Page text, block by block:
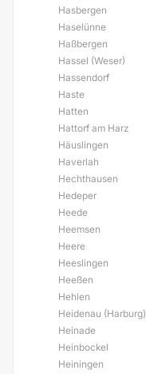
Hasbergen
Haselünne
Haßbergen
Hassel (Weser)
Hassendorf
Haste
Hatten
Hattorf am Harz
Häuslingen
Haverlah
Hechthausen
Hedeper
Heede
Heemsen
Heere
Heeslingen
Heeßen
Hehlen
Heidenau (Harburg)
Heinade
Heinbockel
Heiningen